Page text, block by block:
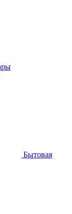
Бытовая